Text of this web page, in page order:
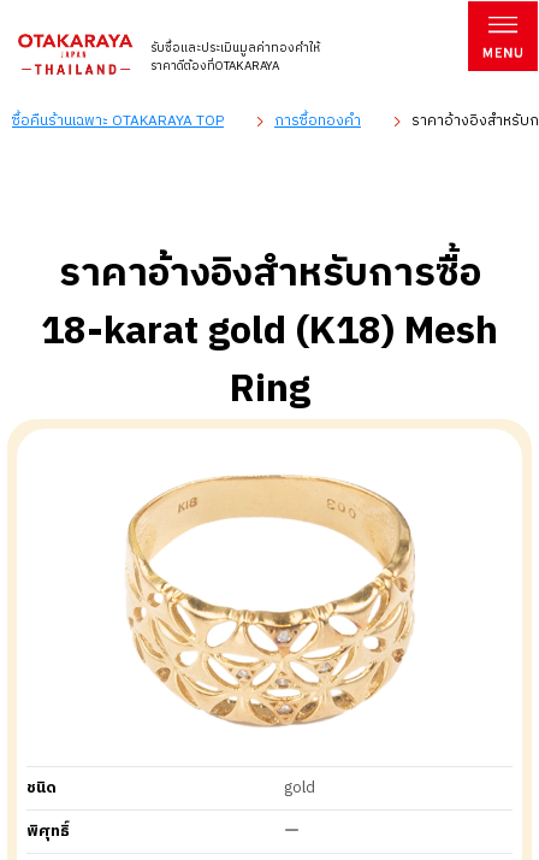
รับซื้อและประเมินมูลค่าทองคำให้
ราคาดีต้องที่OTAKARAYA
ซื้อคืนร้านเฉพาะ OTAKARAYA TOP การซื้อทองคำ ราคาอ้างอิงสำหรับ
ราคาอ้างอิงสำหรับการซื้อ
18-karat gold (K18) Mesh
Ring
ชนิด
gold
พิศุทธิ์
ー